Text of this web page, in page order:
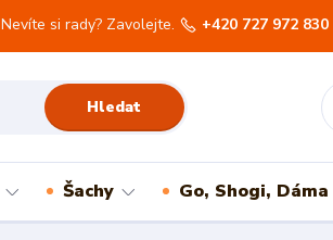
Hledat
Nevíte si rady? Zavolejte. +420 727 972 830
Šachy Go, Shogi, Dáma